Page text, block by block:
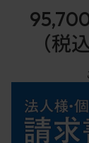
（税